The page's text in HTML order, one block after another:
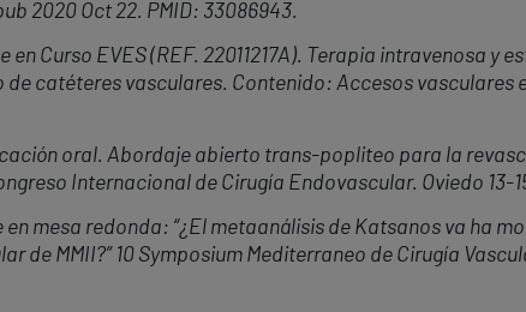
2020 Oct 22. PMID: 33086943.
en Curso EVES (REF. 22011217A). Terapia intravenosa y
catéteres vasculares. Contenido: Accesos vasculares
oral. Abordaje abierto trans-popliteo para la
Internacional de Cirugía Endovascular. Oviedo 13-
en mesa redonda: “¿El metaanálisis de Katsanos va ha
de MMII?” 10 Symposium Mediterraneo de Cirugía